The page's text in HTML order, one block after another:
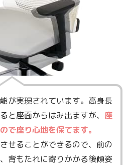
が実現されています。高身長
と座面からはみ出ますが、 座
で座り心地を保てます。
せることができるので、前の
背もたれに寄りかかる後傾姿